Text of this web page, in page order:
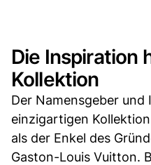
Die Inspiration
Kollektion
Der Namensgeber und
einzigartigen
als der Enkel des
Gaston-Louis Vuitton.